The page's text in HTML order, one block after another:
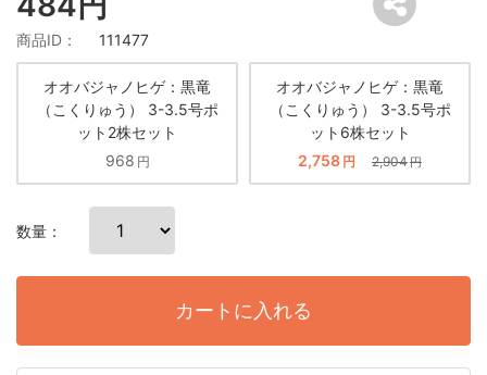
商品ID： 111477
オオバジャノヒゲ：黒竜
（こくりゅう） 3-3.5号ポ
ット2株セット
968 円
オオバジャノヒゲ：黒竜
（こくりゅう） 3-3.5号ポ
ット6株セット
2,758 円 2,904円
数量：
カートに入れる